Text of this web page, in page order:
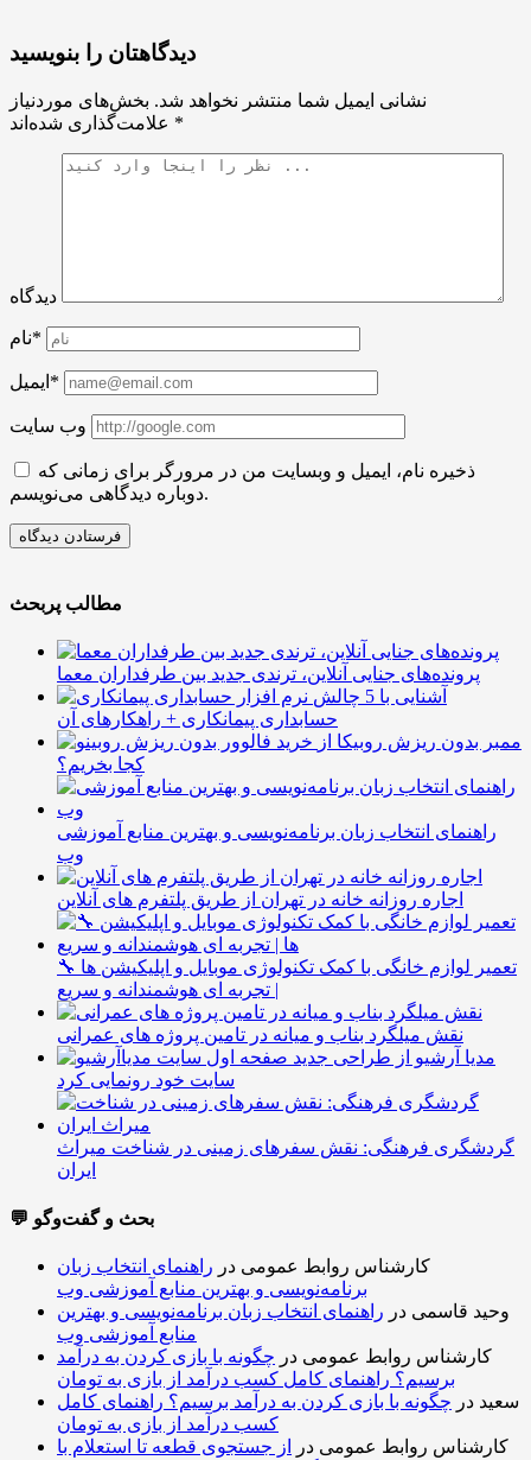
دیدگاهتان را بنویسید
نشانی ایمیل شما منتشر نخواهد شد. بخش‌های موردنیاز
*
دیدگاه
نام*
ایمیل*
وب سایت
ذخیره نام، ایمیل و وبسایت من در مرورگر برای زمانی که
دوباره دیدگاهی می‌نویسم.
مطالب پربحث
پرونده‌های جنایی آنلاین، ترندی جدید بین طرفداران معما
آشنایی با 5 چالش
حسابداری پیمانکاری + راهکارهای آن
ممبر بدون ریزش روبیکا از
کجا بخریم؟
راهنمای انتخاب زبان برنامه‌نویسی و بهترین منابع آموزشی
وب
اجاره روزانه خانه در تهران از طریق پلتفرم های آنلاین
🔧 تعمیر لوازم خانگی با کمک تکنولوژی موبایل و اپلیکیشن ها
| تجربه ای هوشمندانه و سریع
نقش میلگرد بناب و میانه در تامین پروژه های عمرانی
مدیا آرشیو از طراحی جدید
سایت خود رونمایی کرد
گردشگری فرهنگی: نقش سفرهای زمینی در شناخت میراث
ایران
💬 بحث و گفت‌وگو
کارشناس روابط عمومی در راهنمای انتخاب زبان
برنامه‌نویسی و بهترین منابع آموزشی وب
وحید قاسمی در راهنمای انتخاب زبان برنامه‌نویسی و بهترین
منابع آموزشی وب
کارشناس روابط عمومی در چگونه با بازی کردن به درآمد
برسیم؟ راهنمای کامل کسب درآمد از بازی به تومان
سعید در چگونه با بازی کردن به درآمد برسیم؟ راهنمای کامل
کسب درآمد از بازی به تومان
کارشناس روابط عمومی در
از جستجوی قطعه تا استعلام با